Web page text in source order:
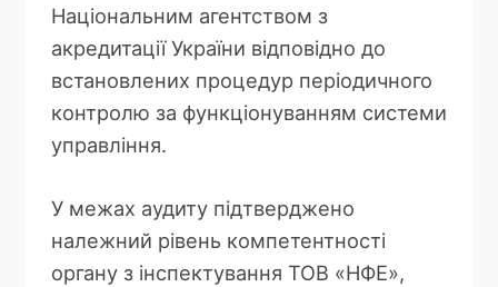
Національним агентством з
акредитації України відповідно до
встановлених процедур періодичного
контролю за функціонуванням системи
управління.
У межах аудиту підтверджено
належний рівень компетентності
органу з інспектування ТОВ «НФЕ»,